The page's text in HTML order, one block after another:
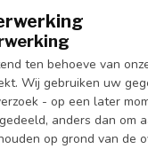
ten behoeve van
Wij gebruiken uw
- op een later
anders dan om
op grond van